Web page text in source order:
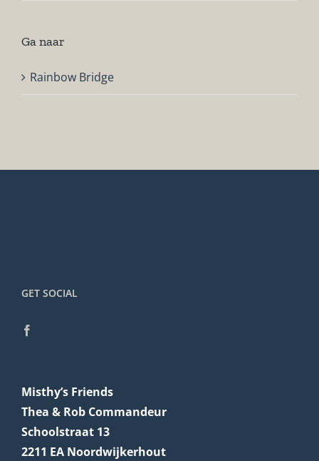
Ga naar
Rainbow Bridge
GET SOCIAL
Misthy’s Friends
Thea & Rob Commandeur
Schoolstraat 13
2211 EA Noordwijkerhout